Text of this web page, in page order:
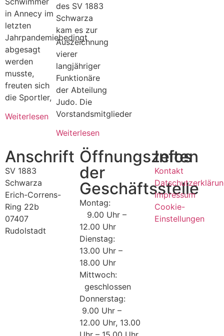
in Annecy im
letzten
Jahrpandemiebedingt
abgesagt
werden
musste,
freuten sich
die Sportler,
Weiterlesen
des SV 1883
Schwarza
kam es zur
Auszeichnung
vierer
langjähriger
Funktionäre
der Abteilung
Judo. Die
Vorstandsmitglieder
Weiterlesen
Anschrift
SV 1883
Schwarza
Erich-Correns-
Ring 22b
07407
Rudolstadt
Öffnungszeiten
der
Geschäftsstelle
Montag:
9.00 Uhr –
12.00 Uhr
Dienstag:
13.00 Uhr –
18.00 Uhr
Mittwoch:
geschlossen
Donnerstag:
9.00 Uhr –
12.00 Uhr, 13.00
Infos
Kontakt
Impressum
Cookie-
Einstellungen